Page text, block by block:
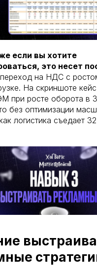
если вы хотите
это несет
на НДС с
На скриншоте
при росте оборота в
без оптимизации
логистика съедает